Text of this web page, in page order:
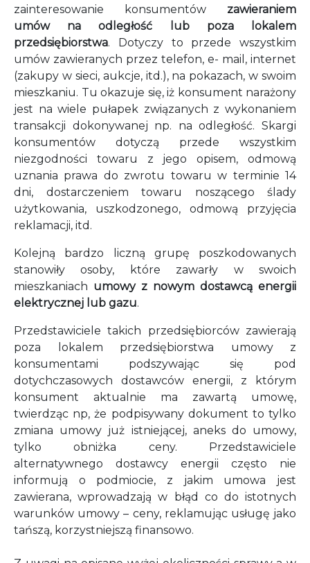
zainteresowanie konsumentów zawieraniem
umów na odległość lub poza lokalem
przedsiębiorstwa. Dotyczy to przede wszystkim
umów zawieranych przez telefon, e- mail, internet
(zakupy w sieci, aukcje, itd.), na pokazach, w swoim
mieszkaniu. Tu okazuje się, iż konsument narażony
jest na wiele pułapek związanych z wykonaniem
transakcji dokonywanej np. na odległość. Skargi
konsumentów dotyczą przede wszystkim
niezgodności towaru z jego opisem, odmową
uznania prawa do zwrotu towaru w terminie 14
dni, dostarczeniem towaru noszącego ślady
użytkowania, uszkodzonego, odmową przyjęcia
reklamacji, itd.
Kolejną bardzo liczną grupę poszkodowanych
stanowiły osoby, które zawarły w swoich
mieszkaniach umowy z nowym dostawcą energii
elektrycznej lub gazu.
Przedstawiciele takich przedsiębiorców zawierają
poza lokalem przedsiębiorstwa umowy z
konsumentami podszywając się pod
dotychczasowych dostawców energii, z którym
konsument aktualnie ma zawartą umowę,
twierdząc np, że podpisywany dokument to tylko
zmiana umowy już istniejącej, aneks do umowy,
tylko obniżka ceny. Przedstawiciele
alternatywnego dostawcy energii często nie
informują o podmiocie, z jakim umowa jest
zawierana, wprowadzają w błąd co do istotnych
warunków umowy – ceny, reklamując usługę jako
tańszą, korzystniejszą finansowo.